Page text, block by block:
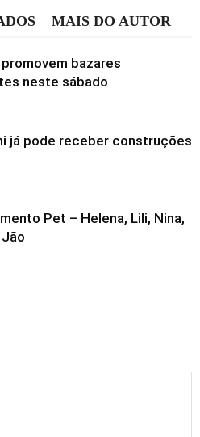
MAIS DO AUTOR
bazares
neste sábado
já pode receber construções
Pet – Helena, Lili, Nina,